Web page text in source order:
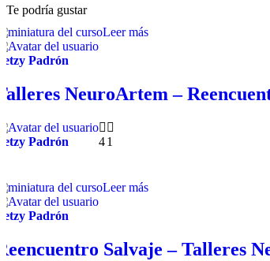
Te podría gustar
Leer más
Padrón
NeuroArtem –
Padrón 41
Leer más
Padrón
Salvaje – Talleres